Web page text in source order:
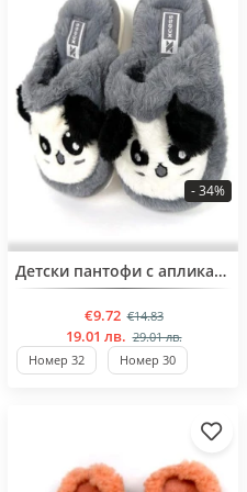
BESTSELLERДетски пантофи с апликация за момичета 30,32,34 номер
€9.72 €14.83
- 34%
19.01 лв. 29.01 лв.
Номер 32
Номер 30